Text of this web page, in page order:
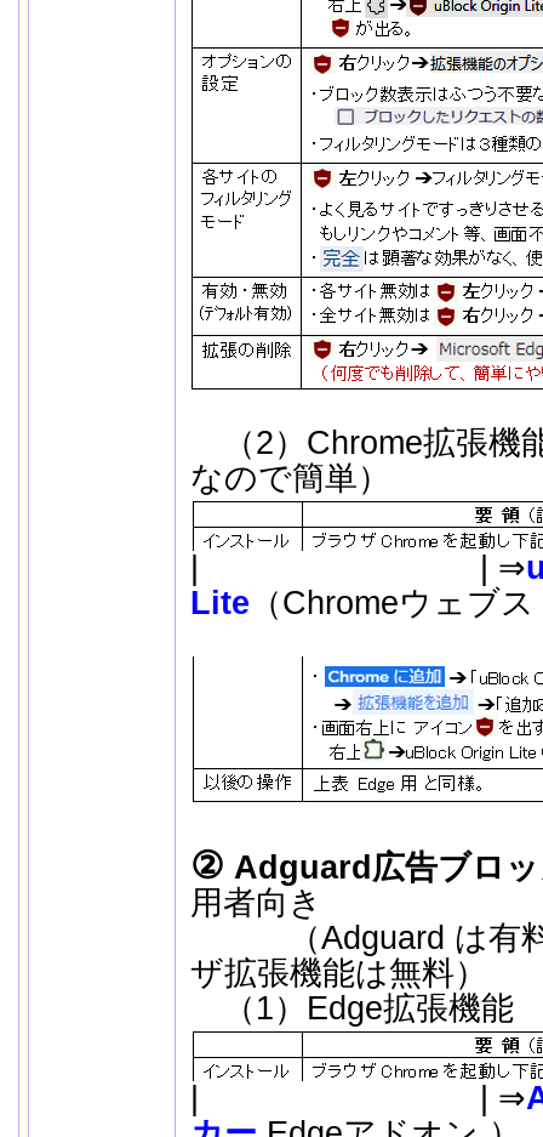
（2）Chrome拡張機
なので簡単）
| ⇒
Lite （Chromeウェブ
② Adguard広告ブロ
用者向き
（Adguard は有料
ザ拡張機能は無料）
（1）Edge拡張
| ⇒